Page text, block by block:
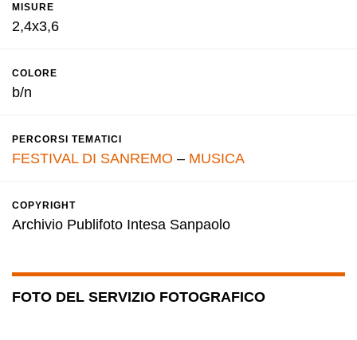
MISURE
2,4x3,6
COLORE
b/n
PERCORSI TEMATICI
FESTIVAL DI SANREMO – MUSICA
COPYRIGHT
Archivio Publifoto Intesa Sanpaolo
FOTO DEL SERVIZIO FOTOGRAFICO